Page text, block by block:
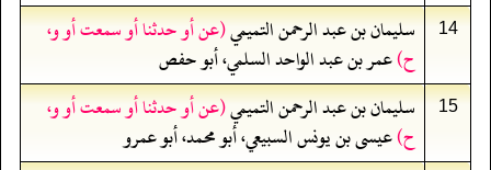
14 سليمان بن عبد الرحمن التميمي(عن أو حدثنا أو سمعت أو و،
ح)عمر بن عبد الواحد السلمي، أبو حفص
15 سليمان بن عبد الرحمن التميمي(عن أو حدثنا أو سمعت أو و،
ح)عيسى بن يونس السبيعي، أبو محمد، أبو عمرو